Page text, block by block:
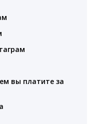
вы платите за